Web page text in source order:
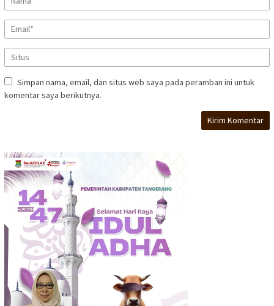
Simpan nama, email, dan situs web saya pada peramban ini untuk
komentar saya berikutnya.